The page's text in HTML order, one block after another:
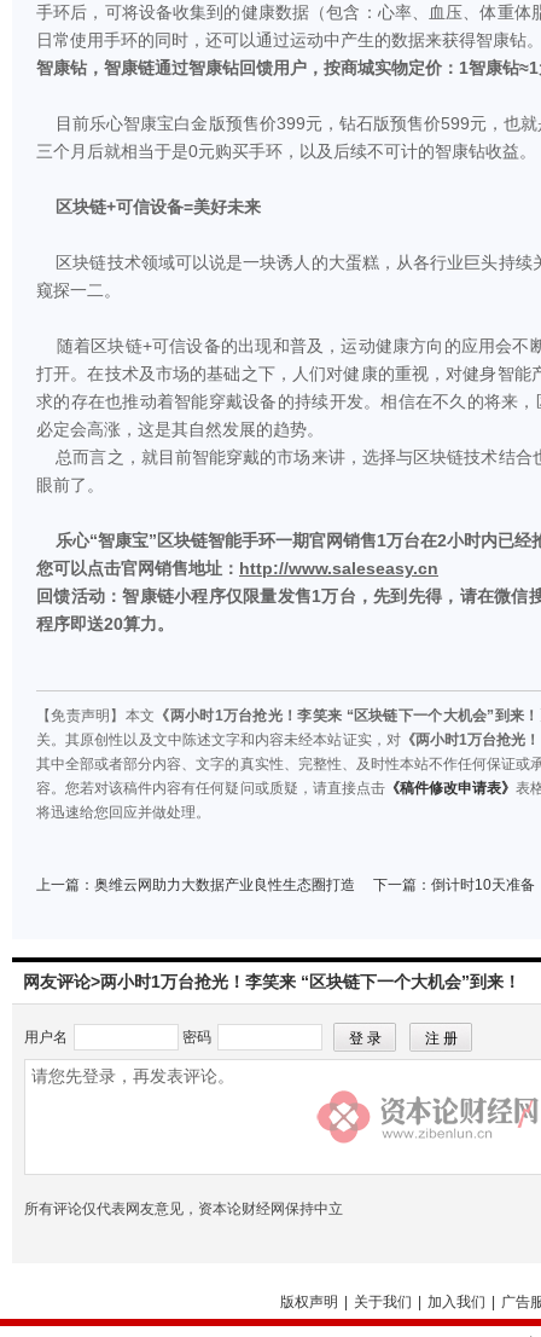
手环后，可将设备收集到的健康数据（包含：心率、血压、体重体
日常使用手环的同时，还可以通过运动中产生的数据来获得智康钻
智康钻，智康链通过智康钻回馈用户，按商城实物定价：1智康钻
目前乐心智康宝白金版预售价399元，钻石版预售价599元，也就
三个月后就相当于是0元购买手环，以及后续不可计的智康钻收益。
区块链+可信设备=美好未来
区块链技术领域可以说是一块诱人的大蛋糕，从各行业巨头持续
窥探一二。
随着区块链+可信设备的出现和普及，运动健康方向的应用会不
打开。在技术及市场的基础之下，人们对健康的重视，对健身智能
求的存在也推动着智能穿戴设备的持续开发。相信在不久的将来
必定会高涨，这是其自然发展的趋势。
总而言之，就目前智能穿戴的市场来讲，选择与区块链技术结合
眼前了。
乐心“智康宝”区块链智能手环一期官网销售1万台在2小时内已
您可以点击官网销售地址： http://www.saleseasy.cn
回馈活动：智康链小程序仅限量发售1万台，先到先得，请在微信
程序即送20算力。
【免责声明】本文 《两小时1万台抢光！李笑来 “区块链下一个大机会”到来
关。其原创性以及文中陈述文字和内容未经本站证实，对《两小时1万台抢光
其中全部或者部分内容、文字的真实性、完整性、及时性本站不作任何保证或
容。您若对该稿件内容有任何疑问或质疑，请直接点击《稿件修改申请表》表
将迅速给您回应并做处理。
上一篇： 奥维云网助力大数据产业良性生态圈打造 下一篇： 倒计时10天准备
网友评论>两小时1万台抢光！李笑来 “区块链下一个大机会”到来！
用户名 密码
所有评论仅代表网友意见，资本论财经网保持中立
版权声明 关于我们 加入我们 广告